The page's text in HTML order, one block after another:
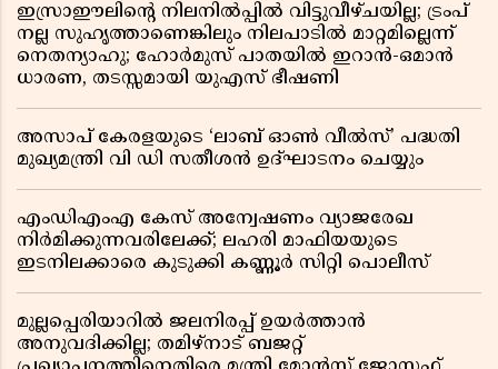
ഇസ്രാഈലിന്റെ നിലനിൽപ്പിൽ വിട്ടുവീഴ്ചയില്ല; ട്രംപ്
നല്ല സുഹൃത്താണെങ്കിലും നിലപാടിൽ മാറ്റമില്ലെന്ന്
നെതന്യാഹു; ഹോർമുസ് പാതയിൽ ഇറാൻ-ഒമാൻ
ധാരണ, തടസ്സമായി യുഎസ് ഭീഷണി
അസാപ് കേരളയുടെ ‘ലാബ് ഓൺ വീൽസ്’ പദ്ധതി
മുഖ്യമന്ത്രി വി ഡി സതീശൻ ഉദ്ഘാടനം ചെയ്യും
എംഡിഎംഎ കേസ് അന്വേഷണം വ്യാജരേഖ
നിർമിക്കുന്നവരിലേക്ക്; ലഹരി മാഫിയയുടെ
ഇടനിലക്കാരെ കുടുക്കി കണ്ണൂർ സിറ്റി പൊലീസ്
മുല്ലപ്പെരിയാറിൽ ജലനിരപ്പ് ഉയർത്താൻ
അനുവദിക്കില്ല; തമിഴ്നാട് ബജറ്റ്